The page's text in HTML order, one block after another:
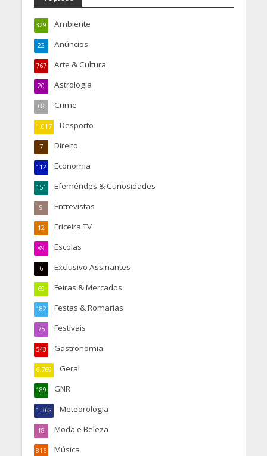
Ambiente
329
Anúncios
22
Arte & Cultura
767
Astrologia
20
Crime
68
Desporto
1.017
Direito
7
Economia
112
Efemérides & Curiosidades
151
Entrevistas
9
Ericeira TV
12
Escolas
89
Exclusivo Assinantes
6
Feiras & Mercados
69
Festas & Romarias
182
Festivais
75
Gastronomia
543
Geral
6.769
GNR
189
Meteorologia
1.362
Moda e Beleza
18
Música
816